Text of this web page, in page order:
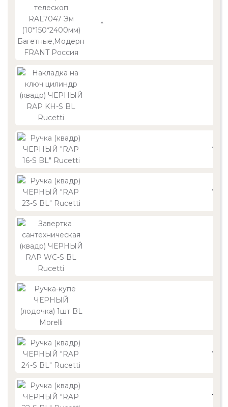
*
1
1
1
1